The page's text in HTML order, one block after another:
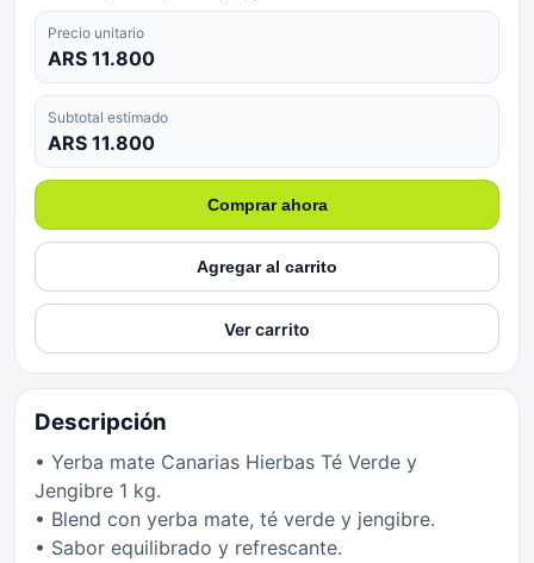
Precio unitario
ARS 11.800
Subtotal estimado
ARS 11.800
Comprar ahora
Agregar al carrito
Ver carrito
Descripción
• Yerba mate Canarias Hierbas Té Verde y
Jengibre 1 kg.
• Blend con yerba mate, té verde y jengibre.
• Sabor equilibrado y refrescante.